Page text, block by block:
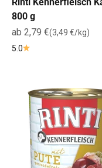
Rinti Kennerfleisch
800 g
Angebot
ab 2,79 €(3,49 €/kg)
5.0